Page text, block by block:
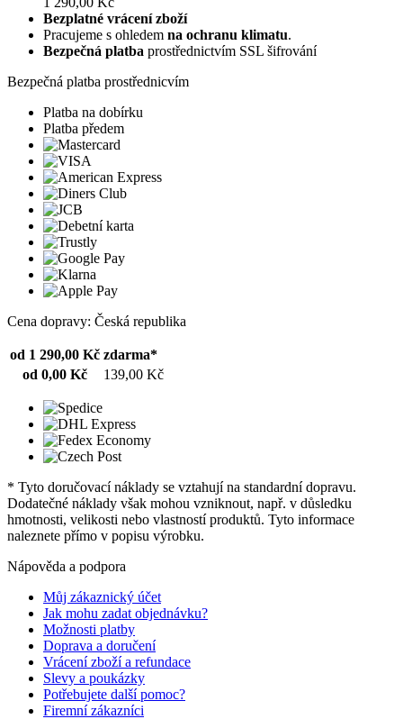
Bezplatné vrácení zboží
Pracujeme s ohledem na ochranu klimatu.
Bezpečná platba prostřednictvím SSL šifrování
Bezpečná platba prostřednicvím
Platba na dobírku
Platba předem
Cena dopravy: Česká republika
od 1 290,00 Kč zdarma*
od 0,00 Kč
139,00 Kč
* Tyto doručovací náklady se vztahují na standardní dopravu.
Dodatečné náklady však mohou vzniknout, např. v důsledku
hmotnosti, velikosti nebo vlastností produktů. Tyto informace
naleznete přímo v popisu výrobku.
Nápověda a podpora
Můj zákaznický účet
Jak mohu zadat objednávku?
Možnosti platby
Doprava a doručení
Vrácení zboží a refundace
Slevy a poukázky
Potřebujete další pomoc?
Firemní zákazníci